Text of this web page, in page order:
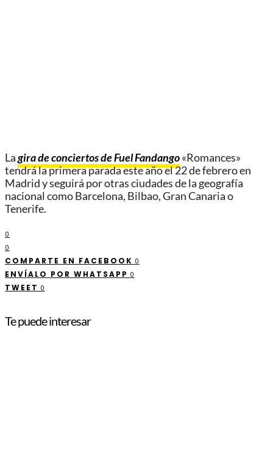
Lagira de conciertos de Fuel Fandango«Romances»
tendrá la primera parada este año el 22 de febrero en
Madrid y seguirá por otras ciudades de la geografía
nacional como Barcelona, Bilbao, Gran Canaria o
Tenerife.
0
0
COMPARTE EN FACEBOOK 0
ENVÍALO POR WHATSAPP 0
TWEET 0
Te puede interesar